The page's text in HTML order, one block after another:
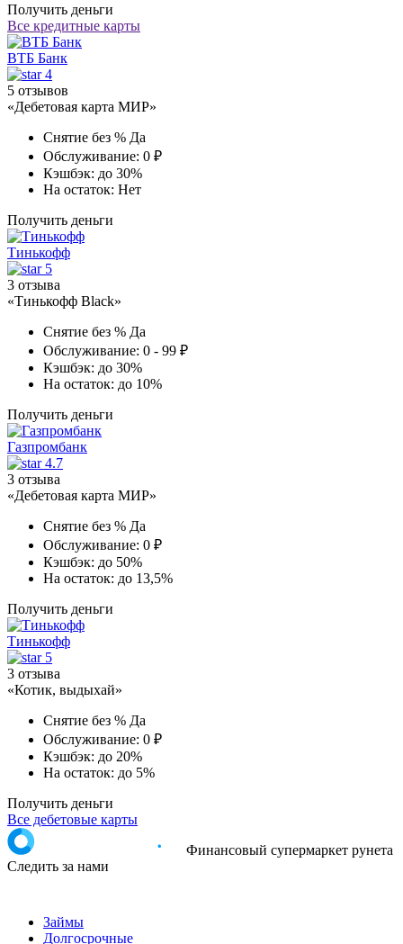
Получить деньги
Все кредитные карты
ВТБ Банк
4
5 отзывов
«Дебетовая карта МИР»
Снятие без % Да
Обслуживание: 0 ₽
Кэшбэк: до 30%
На остаток: Нет
Получить деньги
Тинькофф
5
3 отзыва
«Тинькофф Black»
Снятие без % Да
Обслуживание: 0 - 99 ₽
Кэшбэк: до 30%
На остаток: до 10%
Получить деньги
Газпромбанк
4.7
3 отзыва
«Дебетовая карта МИР»
Снятие без % Да
Обслуживание: 0 ₽
Кэшбэк: до 50%
На остаток: до 13,5%
Получить деньги
Тинькофф
5
3 отзыва
«Котик, выдыхай»
Снятие без % Да
Обслуживание: 0 ₽
Кэшбэк: до 20%
На остаток: до 5%
Получить деньги
Все дебетовые карты
Финансовый супермаркет рунета
Следить за нами
Займы
Долгосрочные